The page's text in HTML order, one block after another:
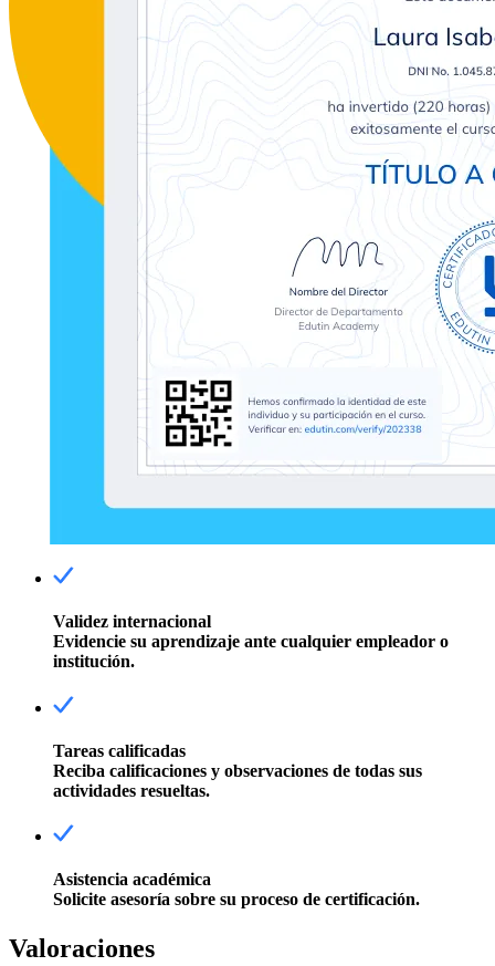
Validez internacional
Evidencie su aprendizaje ante cualquier empleador o
institución.
Tareas calificadas
Reciba calificaciones y observaciones de todas sus
actividades resueltas.
Asistencia académica
Solicite asesoría sobre su proceso de certificación.
Valoraciones